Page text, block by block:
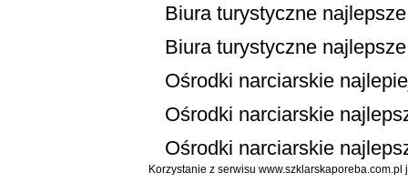
Biura turystyczne
Biura turystyczne najlepsze
Ośrodki narciarskie
Ośrodki narciarskie
Ośrodki narciarskie
Korzystanie z serwisu